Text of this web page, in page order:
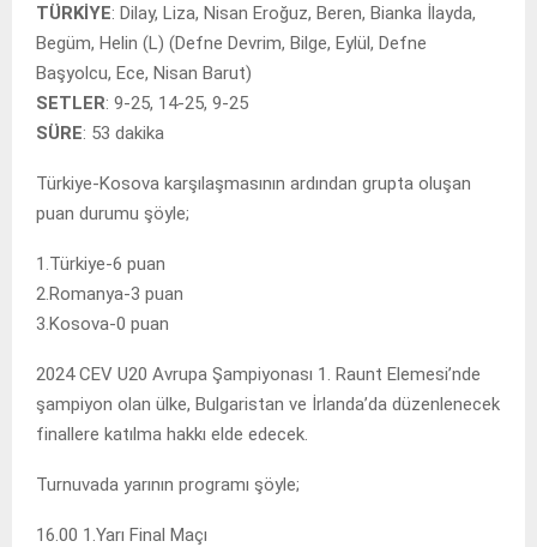
TÜRKİYE: Dilay, Liza, Nisan Eroğuz, Beren, Bianka İlayda,
Begüm, Helin (L) (Defne Devrim, Bilge, Eylül, Defne
Başyolcu, Ece, Nisan Barut)
SETLER: 9-25, 14-25, 9-25
SÜRE: 53 dakika
Türkiye-Kosova karşılaşmasının ardından grupta oluşan
puan durumu şöyle;
1.Türkiye-6 puan
2.Romanya-3 puan
3.Kosova-0 puan
2024 CEV U20 Avrupa Şampiyonası 1. Raunt Elemesi’nde
şampiyon olan ülke, Bulgaristan ve İrlanda’da düzenlenecek
finallere katılma hakkı elde edecek.
Turnuvada yarının programı şöyle;
16.00 1.Yarı Final Maçı